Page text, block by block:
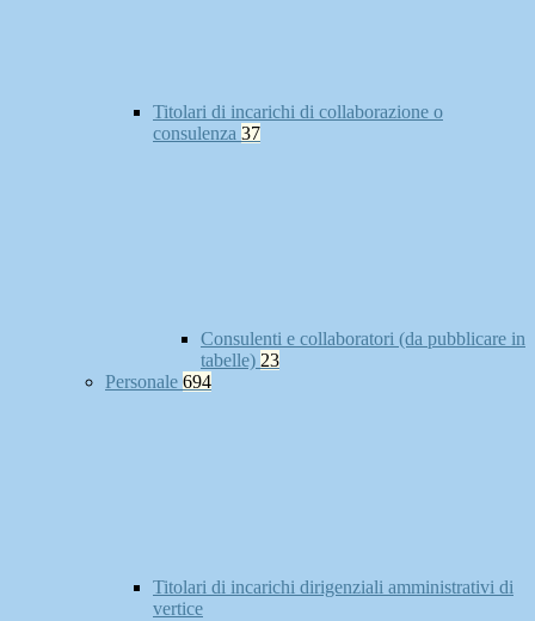
Titolari di incarichi di collaborazione o
consulenza 37
Consulenti e collaboratori (da pubblicare in
tabelle) 23
Personale 694
Titolari di incarichi dirigenziali amministrativi di
vertice